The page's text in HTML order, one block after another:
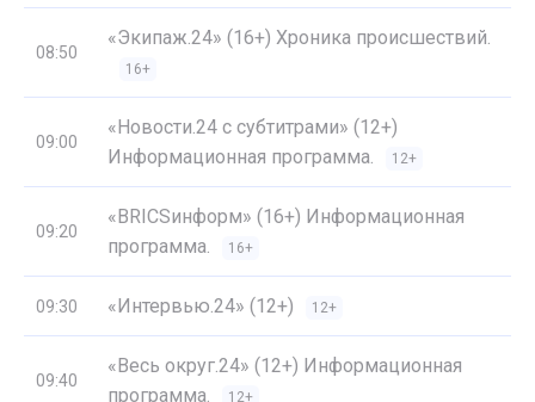
08:50
«Экипаж.24» (16+) Хроника происшествий.
16+
09:00
«Новости.24 с субтитрами» (12+)
Информационная программа.
12+
09:20
«BRICSинформ» (16+) Информационная
программа.
16+
09:30 «Интервью.24» (12+) 12+
09:40
«Весь округ.24» (12+) Информационная
программа.
12+